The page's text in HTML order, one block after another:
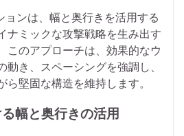
ンは、幅と奥行きを活用する
ナミックな攻撃戦略を生み出す
このアプローチは、効果的なウ
動き、スペーシングを強調し、
堅固な構造を維持します。
幅と奥行きの活用